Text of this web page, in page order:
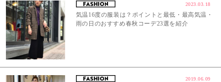
2023.03.18
気温16度の服装は？ポイントと最低・最高気温・
雨の日のおすすめ春秋コーデ23選を紹介
2019.06.09